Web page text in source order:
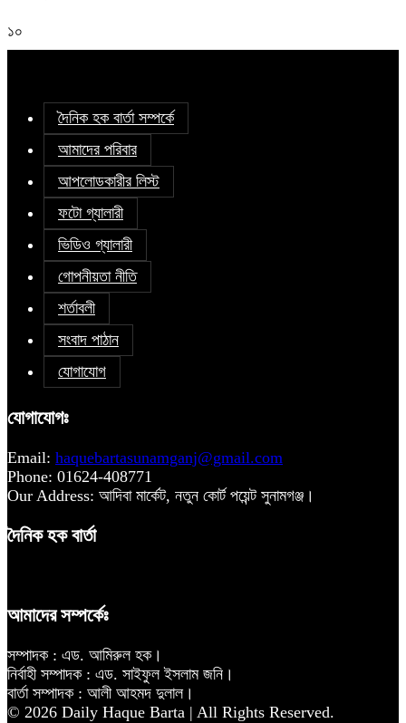
১০
দৈনিক হক বার্তা সম্পর্কে
আমাদের পরিবার
আপলোডকারীর লিস্ট
ফটো গ্যালারী
ভিডিও গ্যালারী
গোপনীয়তা নীতি
শর্তাবলী
সংবাদ পাঠান
যোগাযোগ
যোগাযোগঃ
Email: haquebartasunamganj@gmail.com
Phone: 01624-408771
Our Address: আদিবা মার্কেট, নতুন কোর্ট পয়েন্ট সুনামগঞ্জ।
দৈনিক হক বার্তা
আমাদের সম্পর্কেঃ
সম্পাদক : এড. আমিরুল হক।
নির্বাহী সম্পাদক : এড. সাইফুল ইসলাম জনি।
বার্তা সম্পাদক : আলী আহমদ দুলাল।
© 2026 Daily Haque Barta | All Rights Reserved.